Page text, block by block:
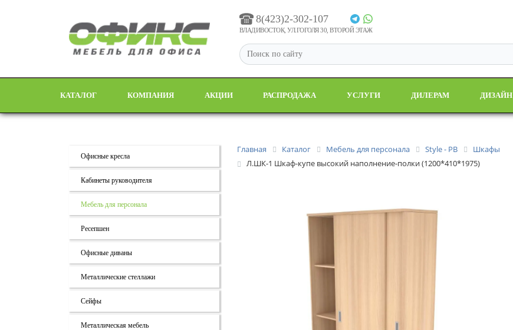
8(423)2-302-107
ВЛАДИВОСТОК, УЛ.ГОГОЛЯ 30, ВТОРОЙ ЭТАЖ
КАТАЛОГ КОМПАНИЯ АКЦИИ РАСПРОДАЖА УСЛУГИ ДИЛЕРАМ ДИЗАЙН
Офисные кресла
Кабинеты руководителя
Мебель для персонала
Ресепшен
Офисные диваны
Металлические стеллажи
Сейфы
Металлическая мебель
Главная Каталог Мебель для персонала Style - РВ
Шкафы
Л.ШК-1 Шкаф-купе высокий наполнение-полки (1200*410*1975)